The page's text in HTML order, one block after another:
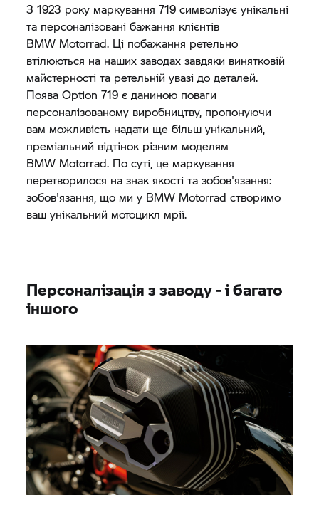
З 1923 року маркування 719 символізує унікальні
та персоналізовані бажання клієнтів
BMW Motorrad. Ці побажання ретельно
втілюються на наших заводах завдяки винятковій
майстерності та ретельній увазі до деталей.
Поява Option 719 є даниною поваги
персоналізованому виробництву, пропонуючи
вам можливість надати ще більш унікальний,
преміальний відтінок різним моделям
BMW Motorrad. По суті, це маркування
перетворилося на знак якості та зобов'язання:
зобов'язання, що ми у BMW Motorrad створимо
ваш унікальний мотоцикл мрії.
Персоналізація з заводу - і багато
іншого